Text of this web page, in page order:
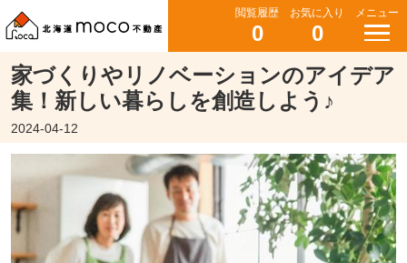
閲覧履歴
0
お気に入り
0
メニュー
家づくりやリノベーションのアイデア
集！新しい暮らしを創造しよう♪
2024-04-12